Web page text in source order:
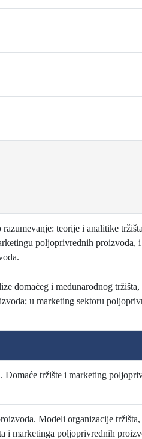
teorije i analitike
poljoprivrednih proizvoda,
domaćeg i međunarodnog
u marketing sektoru
tržište i marketing
Modeli organizacije
i marketinga poljoprivrednih